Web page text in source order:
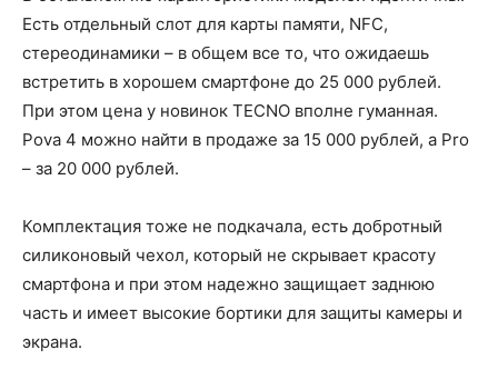
Есть отдельный слот для карты памяти, NFC,
стереодинамики – в общем все то, что ожидаешь
встретить в хорошем смартфоне до 25 000 рублей.
При этом цена у новинок TECNO вполне гуманная.
Pova 4 можно найти в продаже за 15 000 рублей, а Pro
– за 20 000 рублей.
Комплектация тоже не подкачала, есть добротный
силиконовый чехол, который не скрывает красоту
смартфона и при этом надежно защищает заднюю
часть и имеет высокие бортики для защиты камеры и
экрана.